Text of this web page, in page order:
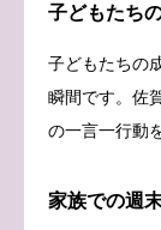
子どもたち
子どもたちの
瞬間です。佐
の一言一行動
家族での週